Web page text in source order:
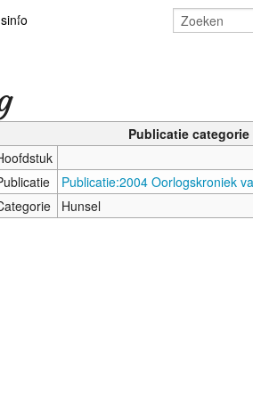
Publicatie categorie
Publicatie:2004 Oorlogskroniek
Hunsel